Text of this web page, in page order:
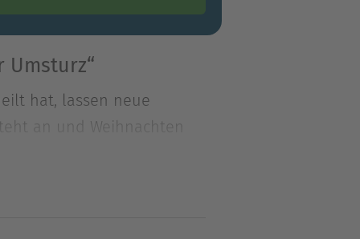
Umsturz“
hat, lassen neue
an und Weihnachten
hat, lassen neue